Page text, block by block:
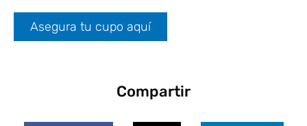
Asegura tu cupo aquí
Compartir